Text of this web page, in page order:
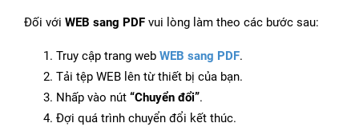
Đối với WEB sang PDF vui lòng làm theo các bước sau:
Truy cập trang web WEB sang PDF.
Tải tệp WEB lên từ thiết bị của bạn.
Nhấp vào nút “Chuyển đổi”.
Đợi quá trình chuyển đổi kết thúc.